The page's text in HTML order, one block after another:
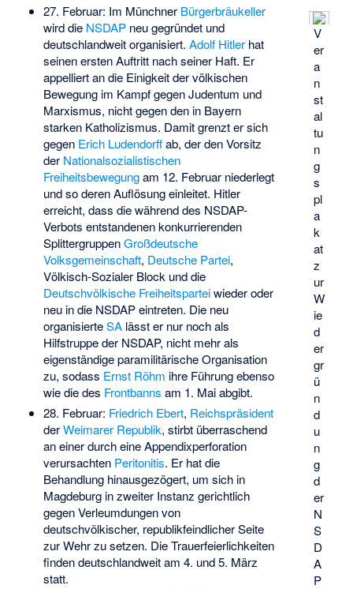
V
er
a
n
st
al
tu
n
g
s
pl
a
k
at
z
ur
W
ie
d
er
gr
ü
n
d
u
n
g
d
er
N
S
D
A
P
27. Februar: Im Münchner Bürgerbräukeller
wird die NSDAPneu gegründet und
deutschlandweit organisiert. Adolf Hitlerhat
seinen ersten Auftritt nach seiner Haft. Er
appelliert an die Einigkeit der völkischen
Bewegung im Kampf gegen Judentum und
Marxismus, nicht gegen den in Bayern
starken Katholizismus. Damit grenzt er sich
gegen Erich Ludendorffab, der den Vorsitz
der Nationalsozialistischen
Freiheitsbewegungam 12. Februar niederlegt
und so deren Auflösung einleitet. Hitler
erreicht, dass die während des NSDAP-
Verbots entstandenen konkurrierenden
SplittergruppenGroßdeutsche
Volksgemeinschaft, Deutsche Partei,
Völkisch-Sozialer Block und die
Deutschvölkische Freiheitsparteiwieder oder
neu in die NSDAP eintreten. Die neu
organisierteSAlässt er nur noch als
Hilfstruppe der NSDAP, nicht mehr als
eigenständige paramilitärische Organisation
zu, sodass Ernst Röhm ihre Führung ebenso
wie die des Frontbanns am 1. Mai abgibt.
28. Februar: Friedrich Ebert, Reichspräsident
derWeimarer Republik, stirbt überraschend
an einer durch eine Appendixperforation
verursachten Peritonitis. Er hat die
Behandlung hinausgezögert, um sich in
Magdeburg in zweiter Instanz gerichtlich
gegen Verleumdungen von
deutschvölkischer, republikfeindlicher Seite
zur Wehr zu setzen. Die Trauerfeierlichkeiten
finden deutschlandweit am 4. und 5. März
statt.